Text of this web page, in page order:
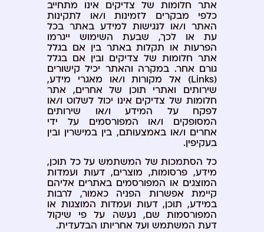
אתר חלומות של צדיקים אינו מתחייב
כלפי מבקרים לזמינות ו/או לתקינות
האתר ו/או לנגישות למידע באתר בכל
עת או לכך, שבעת השימוש ייגרמו
הפרעות או תקלות באתר בין אם בגלל
אתר חלומות של צדיקים ובין אם בגלל
גורם אחר. במקרה והאתר יכיל קישורים
(Links) אל מקורות ו/או מאגרי מידע,
שירותים ואתרי תוכן של אחרים, אתר
חלומות של צדיקים אינו יכול לשלוט ו/או
לפקח על המידע ו/או שירותים
המסופקים ו/או המפורסמים על ידי
אחרים ו/או באמצעותם, בין במישרין ובין
בעקיפין.
כל הסתמכות של המשתמש על כל תוכן,
מידע, פרסומות, מוצרים, דעות ועמדות
המוצגים או המפורסמים באתרים אליהם
קיימת אפשרות הפניה כאמור, לרבות
במידע, תוכן, דעות ועמדות המוצגות או
המפורסמות שם, נעשה על פי שיקול
דעת המשתמש ועל אחריותו הבלעדית.